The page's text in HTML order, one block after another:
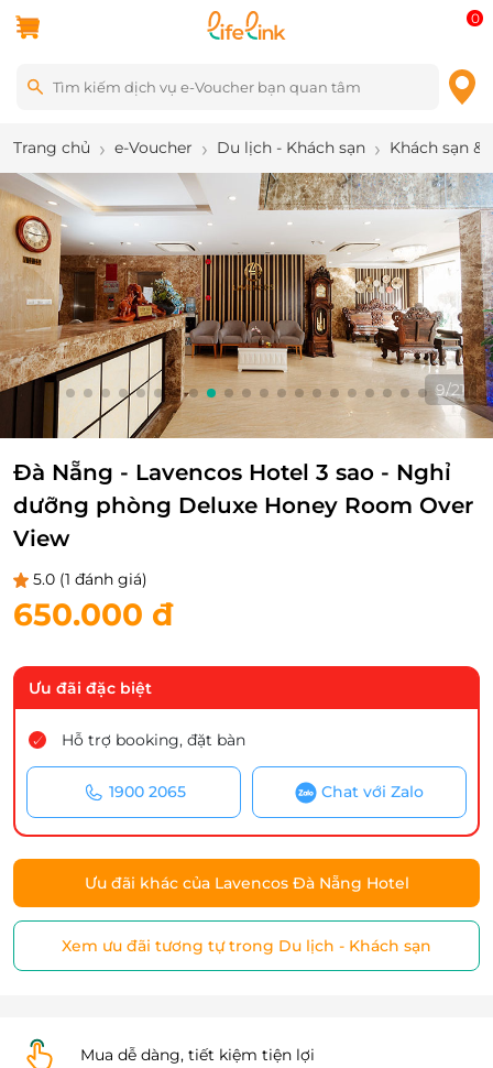
0
Trang chủ e-Voucher Du lịch - Khách sạn Khách sạn &
9/21
Đà Nẵng - Lavencos Hotel 3 sao - Nghỉ
dưỡng phòng Deluxe Honey Room Over
View
5.0 (1 đánh giá)
650.000 đ
Ưu đãi đặc biệt
Hỗ trợ booking, đặt bàn
1900 2065 Chat với Zalo
Ưu đãi khác của Lavencos Đà Nẵng Hotel
Xem ưu đãi tương tự trong Du lịch - Khách sạn
Mua dễ dàng, tiết kiệm tiện lợi